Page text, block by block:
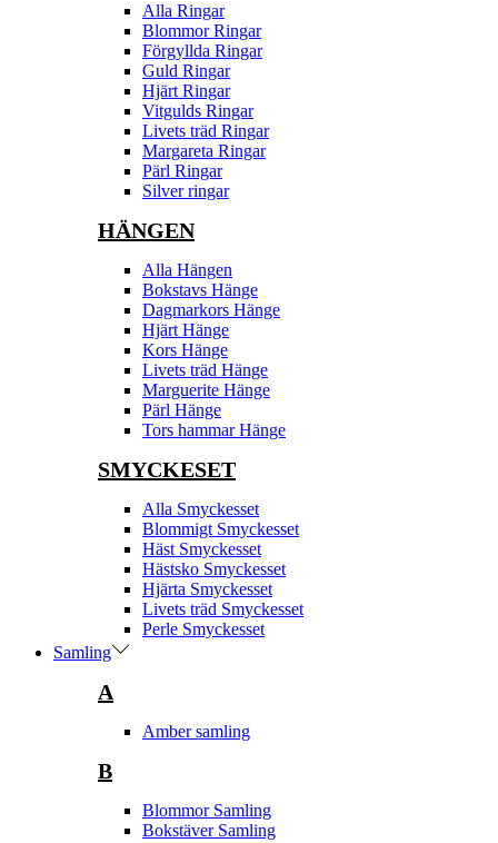
Alla Ringar
Blommor Ringar
Förgyllda Ringar
Guld Ringar
Hjärt Ringar
Vitgulds Ringar
Livets träd Ringar
Margareta Ringar
Pärl Ringar
Silver ringar
HÄNGEN
Alla Hängen
Bokstavs Hänge
Dagmarkors Hänge
Hjärt Hänge
Kors Hänge
Livets träd Hänge
Marguerite Hänge
Pärl Hänge
Tors hammar Hänge
SMYCKESET
Alla Smyckesset
Blommigt Smyckesset
Häst Smyckesset
Hästsko Smyckesset
Hjärta Smyckesset
Livets träd Smyckesset
Perle Smyckesset
Samling
A
Amber samling
B
Blommor Samling
Bokstäver Samling